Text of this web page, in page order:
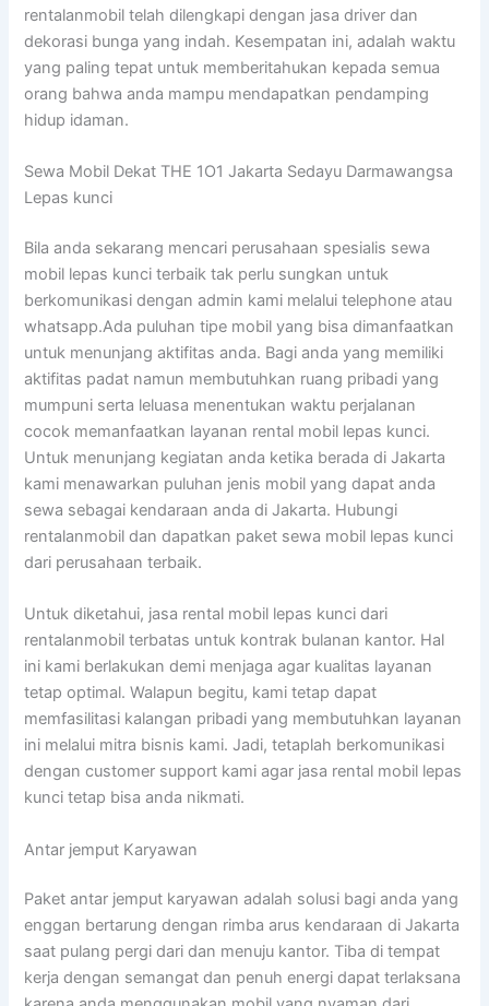
rentalanmobil telah dilengkapi dengan jasa driver dan
dekorasi bunga yang indah. Kesempatan ini, adalah waktu
yang paling tepat untuk memberitahukan kepada semua
orang bahwa anda mampu mendapatkan pendamping
hidup idaman.
Sewa Mobil Dekat THE 1O1 Jakarta Sedayu Darmawangsa
Lepas kunci
Bila anda sekarang mencari perusahaan spesialis sewa
mobil lepas kunci terbaik tak perlu sungkan untuk
berkomunikasi dengan admin kami melalui telephone atau
whatsapp.Ada puluhan tipe mobil yang bisa dimanfaatkan
untuk menunjang aktifitas anda. Bagi anda yang memiliki
aktifitas padat namun membutuhkan ruang pribadi yang
mumpuni serta leluasa menentukan waktu perjalanan
cocok memanfaatkan layanan rental mobil lepas kunci.
Untuk menunjang kegiatan anda ketika berada di Jakarta
kami menawarkan puluhan jenis mobil yang dapat anda
sewa sebagai kendaraan anda di Jakarta. Hubungi
rentalanmobil dan dapatkan paket sewa mobil lepas kunci
dari perusahaan terbaik.
Untuk diketahui, jasa rental mobil lepas kunci dari
rentalanmobil terbatas untuk kontrak bulanan kantor. Hal
ini kami berlakukan demi menjaga agar kualitas layanan
tetap optimal. Walapun begitu, kami tetap dapat
memfasilitasi kalangan pribadi yang membutuhkan layanan
ini melalui mitra bisnis kami. Jadi, tetaplah berkomunikasi
dengan customer support kami agar jasa rental mobil lepas
kunci tetap bisa anda nikmati.
Antar jemput Karyawan
Paket antar jemput karyawan adalah solusi bagi anda yang
enggan bertarung dengan rimba arus kendaraan di Jakarta
saat pulang pergi dari dan menuju kantor. Tiba di tempat
kerja dengan semangat dan penuh energi dapat terlaksana